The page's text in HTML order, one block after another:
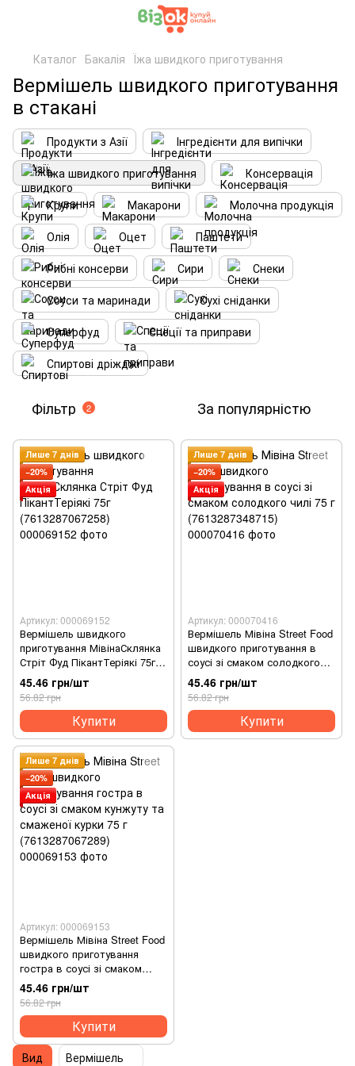
Каталог Бакалія Їжа швидкого приготування
Вермішель швидкого приготування
в стакані
Продукти з Азії
Інгредієнти для випічки
Їжа швидкого приготування
Консервація
Крупи
Макарони
Молочна продукція
Олія
Оцет
Паштети
Рибні консерви
Сири
Снеки
Соуси та маринади
Сухі сніданки
Суперфуд
Спеції та приправи
Спиртові дріжджі
Фільтр 2 За популярністю
Лише 7 днів
−20%
Акція
Артикул: 000069152
Вермішель швидкого
приготування МівінаСклянка
Стріт Фуд ПікантТеріякі 75г
(7613287067258)
45.46 грн/шт
56.82 грн
Купити
Лише 7 днів
−20%
Акція
Артикул: 000070416
Вермішель Мівіна Street Food
швидкого приготування в
соусі зі смаком солодкого
чилі 75 г (7613287348715)
45.46 грн/шт
56.82 грн
Купити
Лише 7 днів
−20%
Акція
Артикул: 000069153
Вермішель Мівіна Street Food
швидкого приготування
гостра в соусі зі смаком
кунжуту та смаженої курки 75
г (7613287067289)
45.46 грн/шт
56.82 грн
Купити
Вид Вермішель